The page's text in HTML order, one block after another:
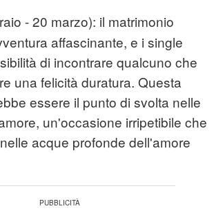
- 20 marzo): il matrimonio
affascinante, e i single
di incontrare qualcuno che
una felicità duratura. Questa
essere il punto di svolta nelle
un'occasione irripetibile che
acque profonde dell'amore